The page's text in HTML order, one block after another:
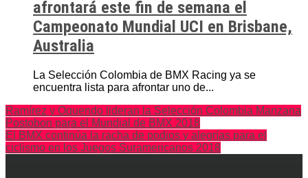
afrontará este fin de semana el
Campeonato Mundial UCI en Brisbane,
Australia
La Selección Colombia de BMX Racing ya se
encuentra lista para afrontar uno de...
Ramírez y Oquendo lideran la Selección Colombia Manzana
Postobon para el Mundial de BMX 2018
El BMX continúa la racha de podios y alegrías para el
ciclismo en los Juegos Suramericanos 2018